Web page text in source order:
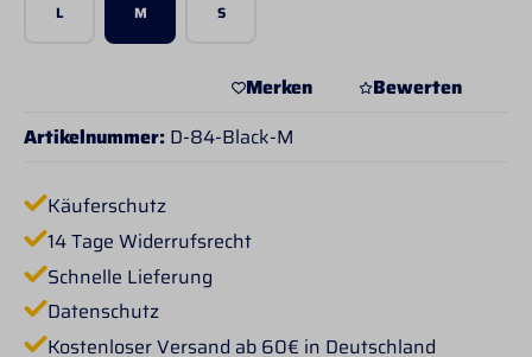
L M S
Merken
Bewerten
Artikelnummer: D-84-Black-M
Käuferschutz
14 Tage Widerrufsrecht
Schnelle Lieferung
Datenschutz
Kostenloser Versand ab 60€ in Deutschland